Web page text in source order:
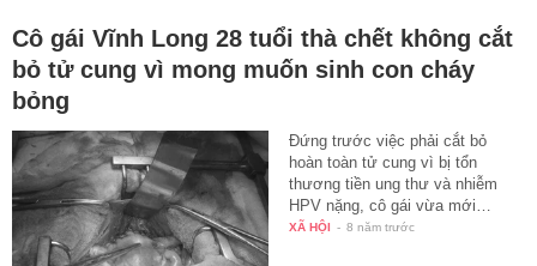
Cô gái Vĩnh Long 28 tuổi thà chết không cắt
bỏ tử cung vì mong muốn sinh con cháy
bỏng
Đứng trước việc phải cắt bỏ
hoàn toàn tử cung vì bị tổn
thương tiền ung thư và nhiễm
HPV nặng, cô gái vừa mới…
XÃ HỘI - 8 năm trước